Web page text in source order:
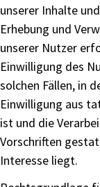
unserer Inhalte
Erhebung und
unserer Nutzer
Einwilligung des
solchen Fällen, in
Einwilligung aus
ist und die
Vorschriften
Interesse liegt.